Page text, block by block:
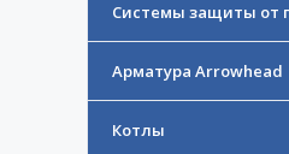
Системы защиты от
Арматура Arrowhead
Котлы